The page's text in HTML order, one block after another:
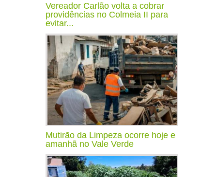
Vereador Carlão volta a cobrar
providências no Colmeia II para
evitar...
Mutirão da Limpeza ocorre hoje e
amanhã no Vale Verde